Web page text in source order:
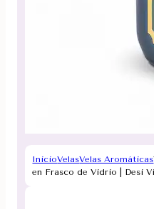
InicioVelasVelas Aromáticas
en Frasco de Vidrio | Desi